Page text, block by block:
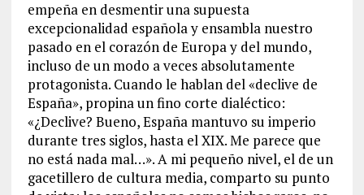
empeña en desmentir una supuesta
excepcionalidad española y ensambla nuestro
pasado en el corazón de Europa y del mundo,
incluso de un modo a veces absolutamente
protagonista. Cuando le hablan del «declive de
España», propina un fino corte dialéctico:
«¿Declive? Bueno, España mantuvo su imperio
durante tres siglos, hasta el XIX. Me parece que
no está nada mal…». A mi pequeño nivel, el de un
gacetillero de cultura media, comparto su punto